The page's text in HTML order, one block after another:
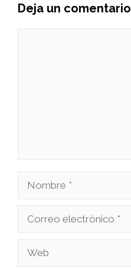
Deja un comentario
Nombre
Correo
Web